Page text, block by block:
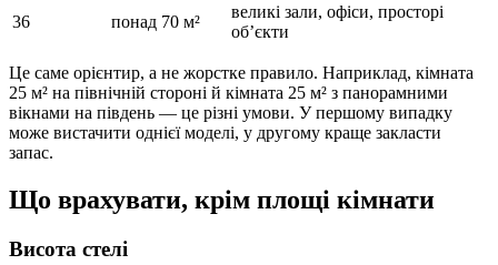
36
понад 70 м²
великі зали, офіси, просторі
об’єкти
Це саме орієнтир, а не жорстке правило. Наприклад, кімната
25 м² на північній стороні й кімната 25 м² з панорамними
вікнами на південь — це різні умови. У першому випадку
може вистачити однієї моделі, у другому краще закласти
запас.
Що врахувати, крім площі кімнати
Висота стелі